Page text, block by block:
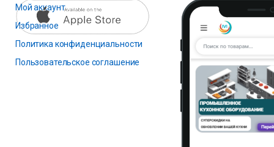
Мой аккаунт
Избранное
Политика конфиденциальности
Пользовательское соглашение